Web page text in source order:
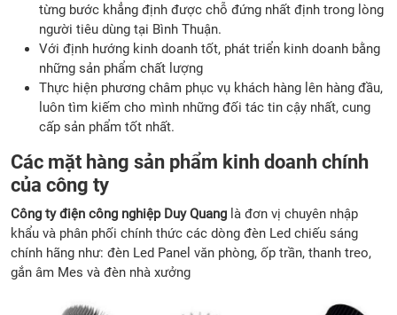
từng bước khẳng định được chỗ đứng nhất định trong lòng
người tiêu dùng tại Bình Thuận.
Với định hướng kinh doanh tốt, phát triển kinh doanh bằng
những sản phẩm chất lượng
Thực hiện phương châm phục vụ khách hàng lên hàng đầu,
luôn tìm kiếm cho mình những đối tác tin cậy nhất, cung
cấp sản phẩm tốt nhất.
Các mặt hàng sản phẩm kinh doanh chính
của công ty
Công ty điện công nghiệp Duy Quang là đơn vị chuyên nhập
khẩu và phân phối chính thức các dòng đèn Led chiếu sáng
chính hãng như: đèn Led Panel văn phòng, ốp trần, thanh treo,
gắn âm Mes và đèn nhà xưởng